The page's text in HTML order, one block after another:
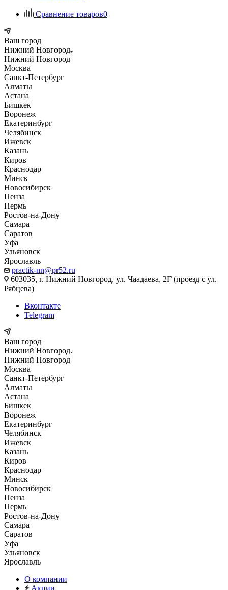
Сравнение товаров0
Ваш город
Нижний Новгород
Нижний Новгород
Москва
Санкт-Петербург
Алматы
Астана
Бишкек
Воронеж
Екатеринбург
Челябинск
Ижевск
Казань
Киров
Краснодар
Минск
Новосибирск
Пенза
Пермь
Ростов-на-Дону
Самара
Саратов
Уфа
Ульяновск
Ярославль
practik-nn@pr52.ru
603035, г. Нижний Новгород, ул. Чаадаева, 2Г (проезд с ул.
Рябцева)
Вконтакте
Telegram
Ваш город
Нижний Новгород
Нижний Новгород
Москва
Санкт-Петербург
Алматы
Астана
Бишкек
Воронеж
Екатеринбург
Челябинск
Ижевск
Казань
Киров
Краснодар
Минск
Новосибирск
Пенза
Пермь
Ростов-на-Дону
Самара
Саратов
Уфа
Ульяновск
Ярославль
О компании
Акции